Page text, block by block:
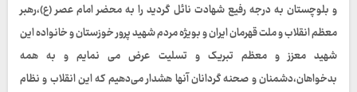
و بلوچستان به درجه رفیع شهادت نائل گردید را به محضر امام عصر (ع)،رهبر
معظم انقلاب و ملت قهرمان ایران و بویژه مردم شهید پرور خوزستان و خانواده این
شهید معزز و معظم تبریک و تسلیت عرض می نمایم و به همه
بدخواهان،دشمنان و صحنه گردانان آنها هشدار می‌دهیم که این انقلاب و نظام